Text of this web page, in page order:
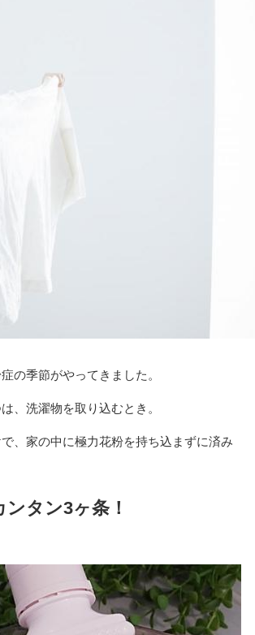
の季節がやってきました。
、洗濯物を取り込むとき。
、家の中に極力花粉を持ち込まずに済み
タン3ヶ条！